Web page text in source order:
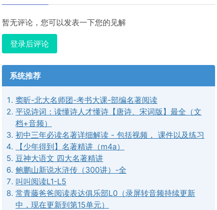
暂无评论，您可以发表一下您的见解
登录后评论
系统推荐
窦昕-北大名师团-考书大课-部编名著阅读
平说诗词：读懂诗人才懂诗【唐诗、宋词版】最全（文
档+音频）
初中三年必读名著详细解读 - 包括视频， 课件以及练习
【少年得到】名著精讲（m4a）
豆神大语文 四大名著精讲
鲍鹏山新说水浒传（300讲）-全
叫叫阅读L1-L5
常青藤爸爸阅读表达俱乐部L0（录屏转音频持续更新
中，现在更新到第15单元）